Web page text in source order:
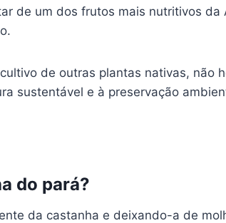
de um dos frutos mais nutritivos
de outras plantas nativas, não
sustentável e à preservação
do pará?
da castanha e deixando-a de